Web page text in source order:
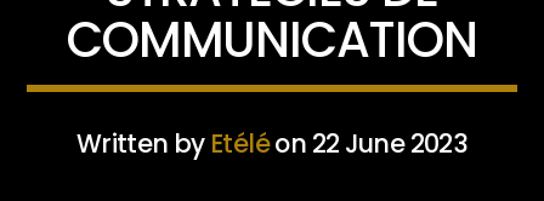
Current track
Title
COMMUNICATION
Written by Etéléon 22 June 2023